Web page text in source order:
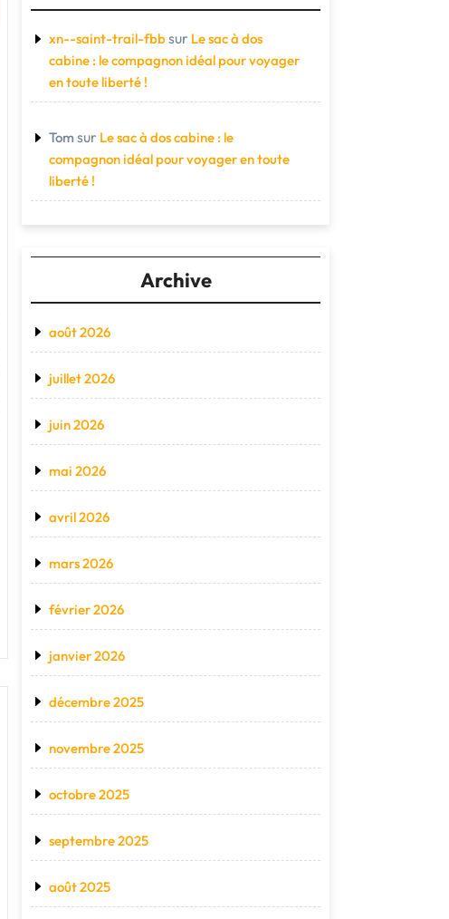
xn--saint-trail-fbbsur Le sac à dos
cabine : le compagnon idéal pour voyager
en toute liberté !
Tom sur Le sac à dos cabine : le
compagnon idéal pour voyager en toute
liberté !
Archive
août 2026
juillet 2026
juin 2026
mai 2026
avril 2026
mars 2026
février 2026
janvier 2026
décembre 2025
novembre 2025
octobre 2025
septembre 2025
août 2025